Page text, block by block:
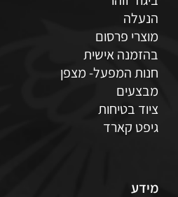
הנעלה
מוצרי פרסום
בהזמנה אישית
חנות המפעל- מצפן
מבצעים
ציוד בטיחות
גיפט קארד
מידע